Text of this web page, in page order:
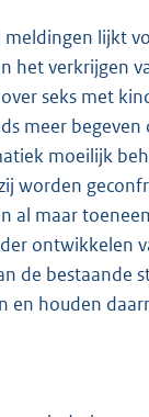
meldingen lijkt
het verkrijgen
seks met
meer
moeilijk
worden
al maar
ontwikkelen
de bestaande
en houden